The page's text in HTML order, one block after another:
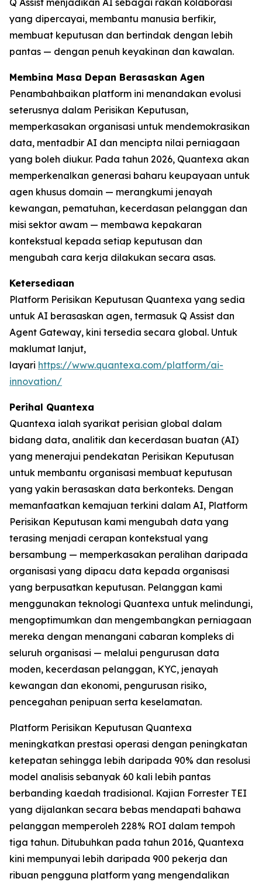
Q Assist menjadikan AI sebagai rakan kolaborasi
yang dipercayai, membantu manusia berfikir,
membuat keputusan dan bertindak dengan lebih
pantas — dengan penuh keyakinan dan kawalan.
Membina Masa Depan Berasaskan Agen
Penambahbaikan platform ini menandakan evolusi
seterusnya dalam Perisikan Keputusan,
memperkasakan organisasi untuk mendemokrasikan
data, mentadbir AI dan mencipta nilai perniagaan
yang boleh diukur. Pada tahun 2026, Quantexa akan
memperkenalkan generasi baharu keupayaan untuk
agen khusus domain — merangkumi jenayah
kewangan, pematuhan, kecerdasan pelanggan dan
misi sektor awam — membawa kepakaran
kontekstual kepada setiap keputusan dan
mengubah cara kerja dilakukan secara asas.
Ketersediaan
Platform Perisikan Keputusan Quantexa yang sedia
untuk AI berasaskan agen, termasuk Q Assist dan
Agent Gateway, kini tersedia secara global. Untuk
maklumat lanjut,
layari https://www.quantexa.com/platform/ai-
innovation/
Perihal Quantexa
Quantexa ialah syarikat perisian global dalam
bidang data, analitik dan kecerdasan buatan (AI)
yang menerajui pendekatan Perisikan Keputusan
untuk membantu organisasi membuat keputusan
yang yakin berasaskan data berkonteks. Dengan
memanfaatkan kemajuan terkini dalam AI, Platform
Perisikan Keputusan kami mengubah data yang
terasing menjadi cerapan kontekstual yang
bersambung — memperkasakan peralihan daripada
organisasi yang dipacu data kepada organisasi
yang berpusatkan keputusan. Pelanggan kami
menggunakan teknologi Quantexa untuk melindungi,
mengoptimumkan dan mengembangkan perniagaan
mereka dengan menangani cabaran kompleks di
seluruh organisasi — melalui pengurusan data
moden, kecerdasan pelanggan, KYC, jenayah
kewangan dan ekonomi, pengurusan risiko,
pencegahan penipuan serta keselamatan.
Platform Perisikan Keputusan Quantexa
meningkatkan prestasi operasi dengan peningkatan
ketepatan sehingga lebih daripada 90% dan resolusi
model analisis sebanyak 60 kali lebih pantas
berbanding kaedah tradisional. Kajian Forrester TEI
yang dijalankan secara bebas mendapati bahawa
pelanggan memperoleh 228% ROI dalam tempoh
tiga tahun. Ditubuhkan pada tahun 2016, Quantexa
kini mempunyai lebih daripada 900 pekerja dan
ribuan pengguna platform yang mengendalikan